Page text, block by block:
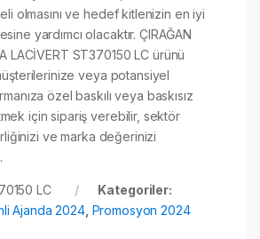
olmasını ve hedef kitlenizin en iyi
yardımcı olacaktır. ÇIRAĞAN
LACİVERT ST370150 LC ürünü
veya potansiyel
özel baskılı veya baskısız
için sipariş verebilir, sektör
ve marka değerinizi
LC
Kategoriler:
Ajanda 2024, Promosyon 2024